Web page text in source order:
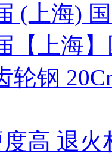
(上海)
【上海
轮钢
高 退火